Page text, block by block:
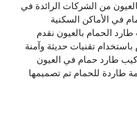
من الشركات الرائدة في
في الأماكن السكنية
الحمام بالعيون نقدم
تقنيات حديثة وآمنة
طارد حمام في العيون
طاردة للحمام تم تصميمها